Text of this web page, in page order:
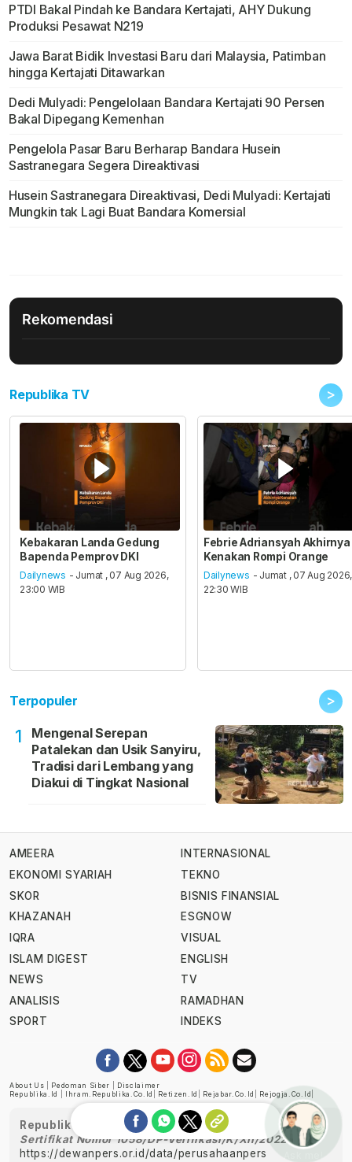
PTDI Bakal Pindah ke Bandara Kertajati, AHY Dukung
Produksi Pesawat N219
Jawa Barat Bidik Investasi Baru dari Malaysia, Patimban
hingga Kertajati Ditawarkan
Dedi Mulyadi: Pengelolaan Bandara Kertajati 90 Persen
Bakal Dipegang Kemenhan
Pengelola Pasar Baru Berharap Bandara Husein
Sastranegara Segera Direaktivasi
Husein Sastranegara Direaktivasi, Dedi Mulyadi: Kertajati
Mungkin tak Lagi Buat Bandara Komersial
Rekomendasi
Republika TV >
Kebakaran Landa Gedung
Bapenda Pemprov DKI
Dailynews - Jumat , 07 Aug 2026,
23:00 WIB
Febrie Adriansyah Akhirnya
Kenakan Rompi Orange
Dailynews - Jumat , 07 Aug 2026,
22:30 WIB
Terpopuler >
1
Mengenal Serepan
Patalekan dan Usik Sanyiru,
Tradisi dari Lembang yang
Diakui di Tingkat Nasional
AMEERA
EKONOMI SYARIAH
SKOR
KHAZANAH
IQRA
ISLAM DIGEST
NEWS
ANALISIS
SPORT
INTERNASIONAL
TEKNO
BISNIS FINANSIAL
ESGNOW
VISUAL
ENGLISH
TV
RAMADHAN
INDEKS
About Us Pedoman Siber
Disclaimer
Republika.id
Ihram.republika.co.id Retizen.id Rejabar.co.id Rejogja.co.id
Republika telah diverifikasi oleh Dewan Pers
Sertifikat Nomor 1058/DP-Verifikasi/K/XII/2022
https://dewanpers.or.id/data/perusahaanpers